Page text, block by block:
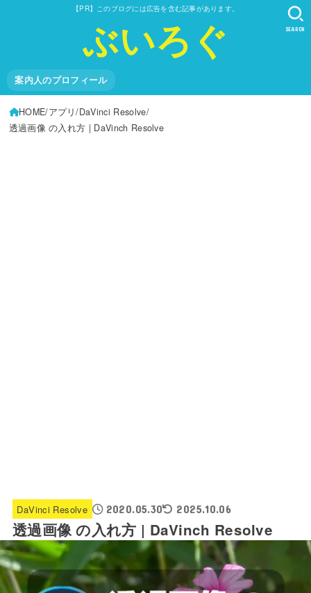
【PR】このブログには広告を含む記事があります。
ぶいろぐ
案内人のプロフィール
SEARCH
HOME アプリ DaVinci Resolve
透過画像 の入れ方 | DaVinch Resolve
DaVinci Resolve 2020.05.30 2025.10.06
透過画像 の入れ方 | DaVinch Resolve